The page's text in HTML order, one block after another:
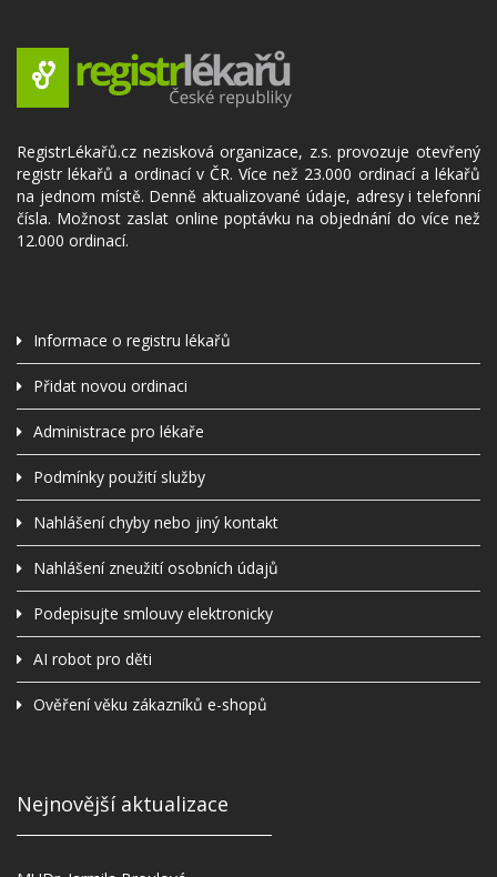
RegistrLékařů.cz nezisková organizace, z.s. provozuje otevřený
registr lékařů a ordinací v ČR. Více než 23.000 ordinací a lékařů
na jednom místě. Denně aktualizované údaje, adresy i telefonní
čísla. Možnost zaslat online poptávku na objednání do více než
12.000 ordinací.
Informace o registru lékařů
Přidat novou ordinaci
Administrace pro lékaře
Podmínky použití služby
Nahlášení chyby nebo jiný kontakt
Nahlášení zneužití osobních údajů
Podepisujte smlouvy elektronicky
AI robot pro děti
Ověření věku zákazníků e-shopů
Nejnovější aktualizace